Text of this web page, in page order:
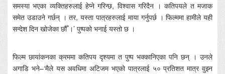
समस्या भएका व्यक्तिहरुलाई हेप्ने गरिन्छ, विश्वास गरिदैन । कतिपयले त मजाक
समेत उडाउने गर्छन् । तर, यस्ता पात्रहरुलाई माया गर्नुपर्छ । फिल्ममा हामीले यही
सन्देश दिन खोजेका छौँ ।’ पुष्पको भनाई यस्तो छ ।
फिल्म छायांकनका क्रममा कतिपय दृश्यमा त पुष्प भक्कानिएका पनि छन् । उनले
अगाडि भने–‘मैले यस अवधिमा अटिजम भएको पात्रलाई ५० प्रतिशत मात्र वुझ्न